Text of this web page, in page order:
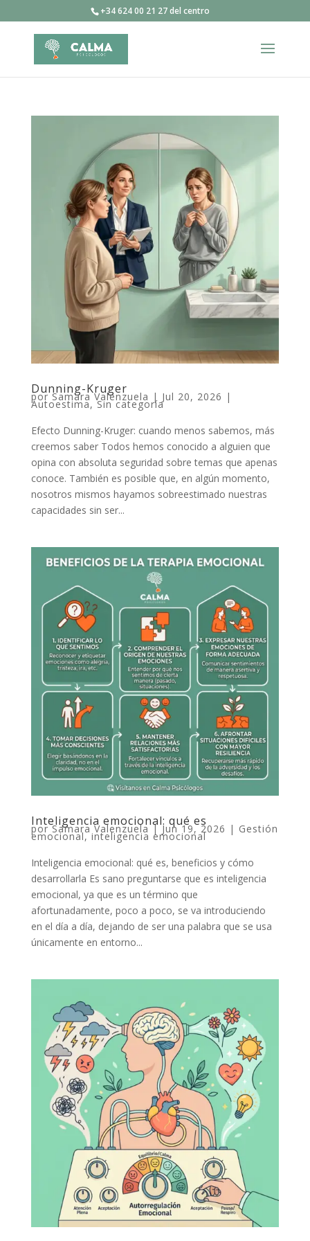
+34 624 00 21 27 del centro
Dunning-Kruger
por Samara Valenzuela | Jul 20, 2026 |
Autoestima,Sin categoría
Efecto Dunning-Kruger: cuando menos sabemos, más
creemos saber Todos hemos conocido a alguien que
opina con absoluta seguridad sobre temas que apenas
conoce. También es posible que, en algún momento,
nosotros mismos hayamos sobreestimado nuestras
capacidades sin ser...
Inteligencia emocional: qué es
porSamara Valenzuela|Jun 19, 2026 | Gestión
emocional,inteligencia emocional
Inteligencia emocional: qué es, beneficios y cómo
desarrollarla Es sano preguntarse que es inteligencia
emocional, ya que es un término que
afortunadamente, poco a poco, se va introduciendo
en el día a día, dejando de ser una palabra que se usa
únicamente en entorno...